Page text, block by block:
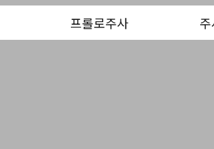
프롤로주사